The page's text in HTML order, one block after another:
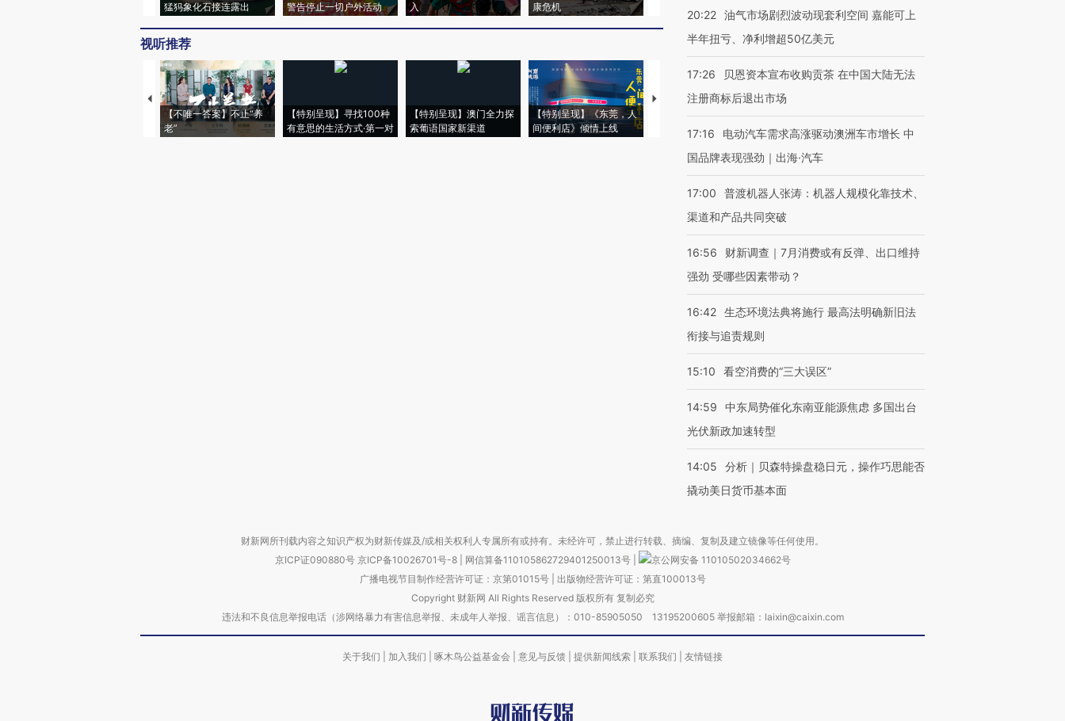
猛犸象化石接连露出
警告停止一切户外活动
入
康危机
毒品
育部长拱下台
视听推荐
【不唯一答案】不止“养
老”
【特别呈现】寻找100种
有意思的生活方式·第一对
【特别呈现】澳门全力探
索葡语国家新渠道
【特别呈现】《东莞，人
间便利店》倾情上线
【推广】走进第四届链博
会，让数智科技“链”接产
【特别呈现】寻找100种
有意思的生活方式·第三对
CFO：不靠规模取胜，华
住三大增长引擎是什么？
20:22 油气市场剧烈波动现套利空间 嘉能可上
半年扭亏、净利增超50亿美元
17:26
贝恩资本宣布收购贡茶 在中国大陆无法
注册商标后退出市场
17:16
电动汽车需求高涨驱动澳洲车市增长 中
国品牌表现强劲｜出海·汽车
17:00
普渡机器人张涛：机器人规模化靠技术、
渠道和产品共同突破
16:56
财新调查｜7月消费或有反弹、出口维持
强劲 受哪些因素带动？
16:42 生态环境法典将施行 最高法明确新旧法
衔接与追责规则
15:10 看空消费的“三大误区”
14:59
中东局势催化东南亚能源焦虑 多国出台
光伏新政加速转型
14:05
分析｜贝森特操盘稳日元，操作巧思能否
撬动美日货币基本面
财新网所刊载内容之知识产权为财新传媒及/或相关权利人专属所有或持有。未经许可，禁止进行转载、摘编、复制及建立镜像等任何使用。
京ICP证090880号 京ICP备10026701号-8 网信算备110105862729401250013号
京公网安备 11010502034662号
广播电视节目制作经营许可证：京第01015号| 出版物经营许可证：第直100013号
Copyright 财新网 All Rights Reserved 版权所有 复制必究
违法和不良信息举报电话（涉网络暴力有害信息举报、未成年人举报、谣言信息）：010-85905050 13195200605 举报邮箱：laixin@caixin.com
关于我们 加入我们 啄木鸟公益基金会 意见与反馈 提供新闻线索 联系我们 友情链接